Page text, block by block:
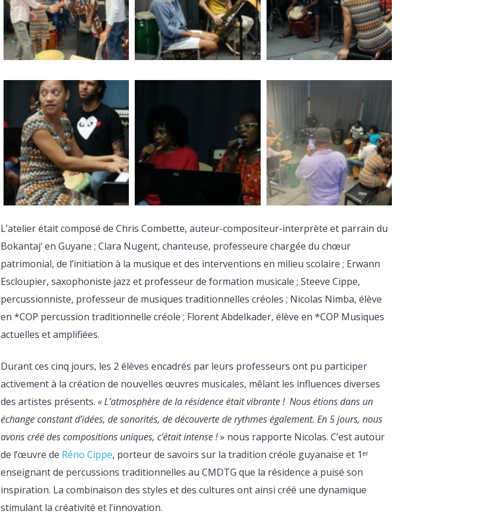
L’atelier était composé de Chris Combette, auteur-compositeur-interprète et parrain du
Bokantaj’ en Guyane ; Clara Nugent, chanteuse, professeure chargée du chœur
patrimonial, de l’initiation à la musique et des interventions en milieu scolaire ; Erwann
Escloupier, saxophoniste jazz et professeur de formation musicale ; Steeve Cippe,
percussionniste, professeur de musiques traditionnelles créoles ; Nicolas Nimba, élève
en *COP percussion traditionnelle créole ; Florent Abdelkader, élève en *COP Musiques
actuelles et amplifiées.
Durant ces cinq jours, les 2 élèves encadrés par leurs professeurs ont pu participer
activement à la création de nouvelles œuvres musicales, mêlant les influences diverses
des artistes présents. « L’atmosphère de la résidence était vibrante ! Nous étions dans un
échange constant d’idées, de sonorités, de découverte de rythmes également. En 5 jours, nous
avons créé des compositions uniques, c’était intense !» nous rapporte Nicolas. C’est autour
de l’œuvre de Réno Cippe, porteur de savoirs sur la tradition créole guyanaise et 1ᵉʳ
enseignant de percussions traditionnelles au CMDTG que la résidence a puisé son
inspiration. La combinaison des styles et des cultures ont ainsi créé une dynamique
stimulant la créativité et l’innovation.